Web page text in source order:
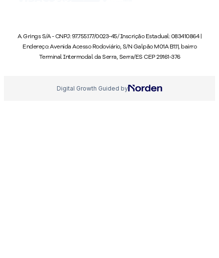
A. Grings S/A - CNPJ: 97.755.177/0023-45/ Inscrição Estadual: 083410864 |
Endereço: Avenida Acesso Rodoviário, S/N Galpão M01A B1.11, bairro
Terminal Intermodal da Serra, Serra/ES CEP 29161-376
Digital Growth Guided by